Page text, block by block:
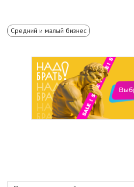
Средний и малый бизнес